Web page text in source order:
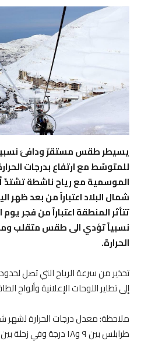
يسيطر طقس مستقرّ ودافئ
للمتوسّط مع ارتفاع بدرجات
شمال البلاد اعتباراً من بعد ظهر
تتأثر المنطقة اعتباراً من فجر يوم
نسبياً تؤدي الى طقس متقلب
الحرارة.
إلى تطاير اللوحات الإعلانية وألواح
طرابلس بين ٩ و١٨ درجة وفي زحلة بين ٣ و١٣ درجة.